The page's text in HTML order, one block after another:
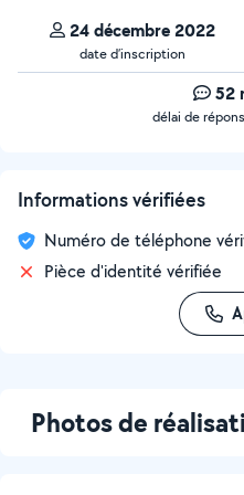
24 décembre 2022
date d’inscription
52
délai de
Informations vérifiées
Numéro de téléphone
Pièce d'identité vérifiée
Photos de